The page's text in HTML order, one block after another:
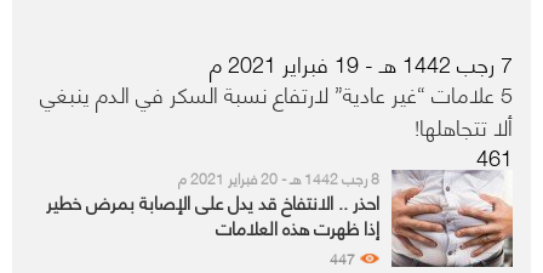
7 رجب 1442 هـ - 19 فبراير 2021 م
5 علامات “غير عادية” لارتفاع نسبة السكر في الدم ينبغي
ألا تتجاهلها!
461
8 رجب 1442 هـ - 20 فبراير 2021 م
احذر .. الانتفاخ قد يدل على الإصابة بمرض خطير
إذا ظهرت هذه العلامات
447